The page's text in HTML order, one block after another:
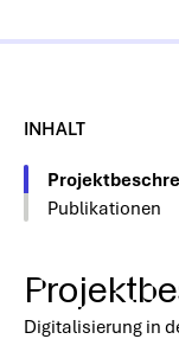
INHALT
Publikationen
Digitalisierung in